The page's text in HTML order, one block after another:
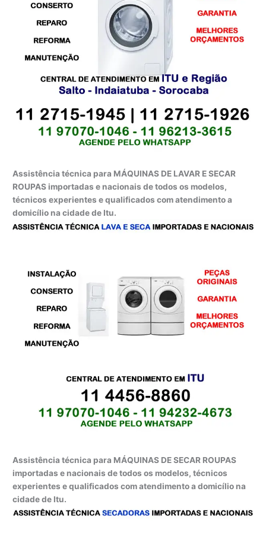
Assistência técnica para MÁQUINAS DE LAVAR E SECAR
ROUPAS importadas e nacionais de todos os modelos,
técnicos experientes e qualificados com atendimento a
domicílio na cidade de Itu.
Assistência técnica para MÁQUINAS DE SECAR ROUPAS
importadas e nacionais de todos os modelos, técnicos
experientes e qualificados com atendimento a domicílio na
cidade de Itu.